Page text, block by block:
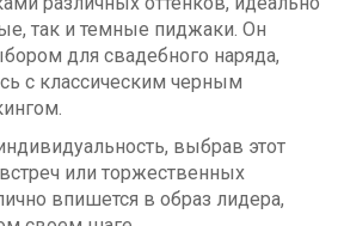
так и темные пиджаки. Он
для свадебного наряда,
с классическим черным
выбрав этот
или торжественных
впишется в образ лидера,